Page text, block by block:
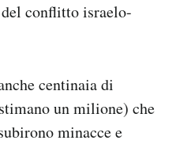
conflitto israelo-
centinaia di
un milione) che
minacce e